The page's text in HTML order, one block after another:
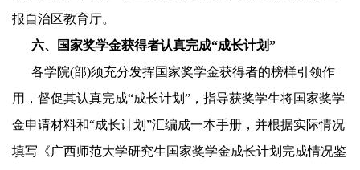
报自治区教育厅。
六、国家奖学金获得者认真完成“成长计划”
各学院(部)须充分发挥国家奖学金获得者的榜样引领作
用，督促其认真完成“成长计划”，指导获奖学生将国家奖学
金申请材料和“成长计划”汇编成一本手册， 并根据实际情况
填写《广西师范大学研究生国家奖学金成长计划完成情况鉴